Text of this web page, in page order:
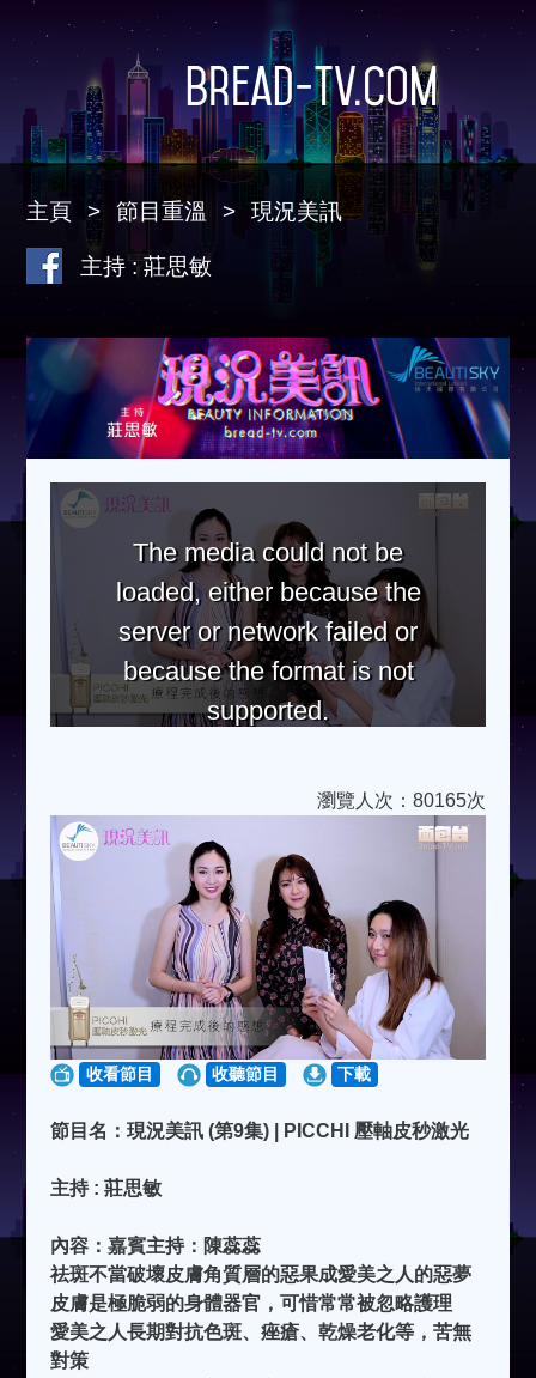
Bread-TV.com
主頁 節目重溫 現況美訊
主持 : 莊思敏
The media could not be
loaded, either because the
server or network failed or
because the format is not
supported.
瀏覽人次：80165次
收看節目 收聽節目 下載
節目名：現況美訊 (第9集) | PICCHI 壓軸皮秒激光
主持 : 莊思敏
內容：嘉賓主持：陳蕊蕊
祛斑不當破壞皮膚角質層的惡果成愛美之人的惡夢
皮膚是極脆弱的身體器官，可惜常常被忽略護理
愛美之人長期對抗色斑、痤瘡、乾燥老化等，苦無
對策